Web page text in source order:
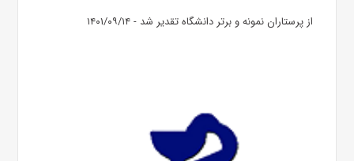
از پرستاران نمونه و برتر دانشگاه تقدیر شد - ۱۴۰۱/۰۹/۱۴